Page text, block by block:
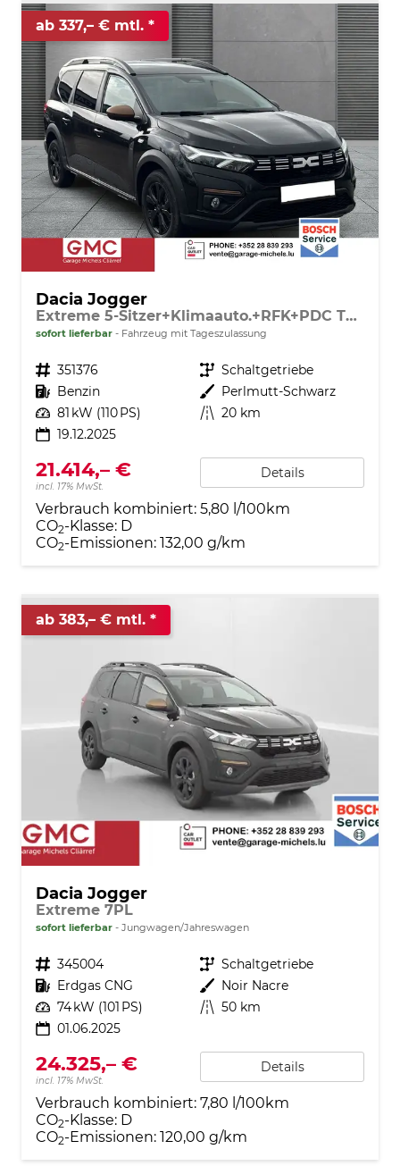
ab 337,– € mtl.
Dacia Jogger
Extreme 5-Sitzer+Klimaauto.+RFK+PDC TCe 110
sofort lieferbar Fahrzeug mit Tageszulassung
Fahrzeugnr. 351376 Getriebe Schaltgetriebe
Kraftstoff Benzin Außenfarbe Perlmutt-Schwarz
Leistung 81 kW (110 PS) Kilometerstand 20 km
19.12.2025
21.414,– €
incl. 17% MwSt.
Details
Verbrauch kombiniert: 5,80 l/100km
CO2-Klasse: D
CO2-Emissionen: 132,00 g/km
ab 383,– € mtl.
Dacia Jogger
Extreme 7PL
sofort lieferbar Jungwagen/Jahreswagen
Fahrzeugnr. 345004 Getriebe Schaltgetriebe
Kraftstoff Erdgas CNG Außenfarbe Noir Nacre
Leistung 74 kW (101 PS) Kilometerstand 50 km
01.06.2025
24.325,– €
incl. 17% MwSt.
Details
Verbrauch kombiniert: 7,80 l/100km
CO2-Klasse: D
CO2-Emissionen: 120,00 g/km